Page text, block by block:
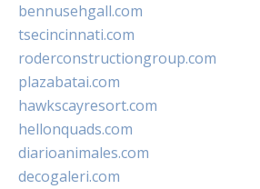
bennusehgall.com
tsecincinnati.com
roderconstructiongroup.com
plazabatai.com
hawkscayresort.com
hellonquads.com
diarioanimales.com
decogaleri.com